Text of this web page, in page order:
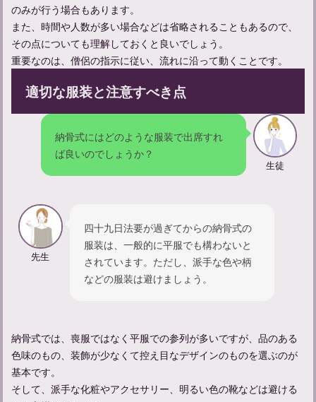
お通夜の流れと参列者として守るべきマナーについて解説
のみが行う場合もあります。
また、時間や人数が多い場合などは省略されることもあるので、
その点についても理解しておくと良いでしょう。
重要なのは、僧侶の指示に従い、流れに沿って動くことです。
適切な服装と注意すべき点
納骨式にはどのような服装で出席すれ
ば良いのでしょうか？
生徒
先生
四十九日法要が過ぎてからの納骨式の
服装は、一般的に平服でも構わないと
されています。ただし、派手な色や柄
などの服装は避けましょう。
納骨式では、喪服ではなく平服での参列が多いですが、品のある
色味のもの、装飾が少なくて控え目なデザインのものを選ぶのが
基本です。
そして、派手な化粧やアクセサリー、明るい色の靴などは避ける